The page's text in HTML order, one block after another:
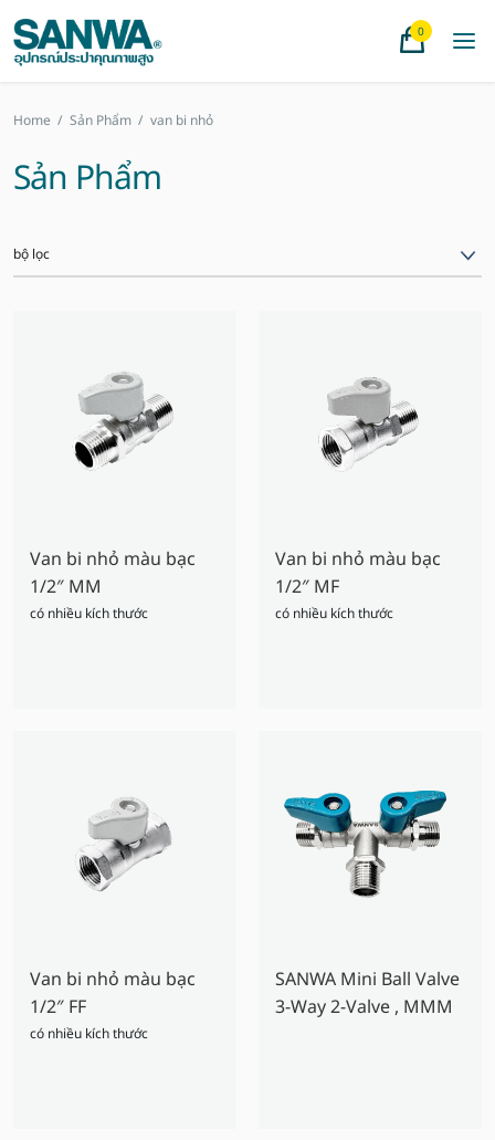
0
Home / Sản Phẩm / van bi nhỏ
Sản Phẩm
bộ lọc
Van bi nhỏ màu bạc
1/2″ MM
có nhiều kích thước
Van bi nhỏ màu bạc
1/2″ MF
có nhiều kích thước
Van bi nhỏ màu bạc
1/2″ FF
có nhiều kích thước
SANWA Mini Ball Valve
3-Way 2-Valve , MMM